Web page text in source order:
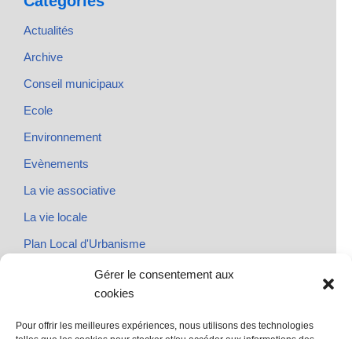
Gérer le consentement aux
cookies
Pour offrir les meilleures expériences, nous utilisons des technologies
Actualités
Archive
Conseil municipaux
Ecole
Environnement
Evènements
La vie associative
La vie locale
Plan Local d'Urbanisme